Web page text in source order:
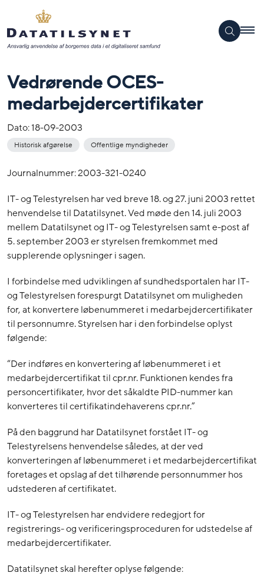
Vedrørende OCES-
medarbejdercertifikater
Dato:18-09-2003
Historisk afgørelse Offentlige myndigheder
Journalnummer: 2003-321-0240
IT- og Telestyrelsen har ved breve 18. og 27. juni 2003 rettet
henvendelse til Datatilsynet. Ved møde den 14. juli 2003
mellem Datatilsynet og IT- og Telestyrelsen samt e-post af
5. september 2003 er styrelsen fremkommet med
supplerende oplysninger i sagen.
I forbindelse med udviklingen af sundhedsportalen har IT-
og Telestyrelsen forespurgt Datatilsynet om muligheden
for, at konvertere løbenummeret i medarbejdercertifikater
til personnumre. Styrelsen har i den forbindelse oplyst
følgende:
“Der indføres en konvertering af løbenummeret i et
medarbejdercertifikat til cpr.nr. Funktionen kendes fra
personcertifikater, hvor det såkaldte PID-nummer kan
konverteres til certifikatindehaverens cpr.nr.”
På den baggrund har Datatilsynet forstået IT- og
Telestyrelsens henvendelse således, at der ved
konverteringen af løbenummeret i et medarbejdercertifikat
foretages et opslag af det tilhørende personnummer hos
udstederen af certifikatet.
IT- og Telestyrelsen har endvidere redegjort for
registrerings- og verificeringsproceduren for udstedelse af
medarbejdercertifikater.
Datatilsynet skal herefter oplyse følgende: